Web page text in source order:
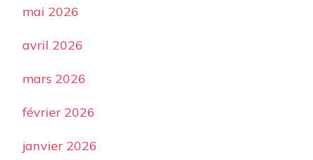
mai 2026
avril 2026
mars 2026
février 2026
janvier 2026